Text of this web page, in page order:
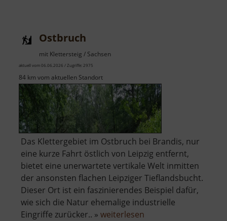
Ostbruch
mit Klettersteig / Sachsen
aktuell vom 06.06.2026 / Zugriffe: 2975
84 km vom aktuellen Standort
Das Klettergebiet im Ostbruch bei Brandis, nur
eine kurze Fahrt östlich von Leipzig entfernt,
bietet eine unerwartete vertikale Welt inmitten
der ansonsten flachen Leipziger Tieflandsbucht.
Dieser Ort ist ein faszinierendes Beispiel dafür,
wie sich die Natur ehemalige industrielle
Eingriffe zurücker.. » weiterlesen